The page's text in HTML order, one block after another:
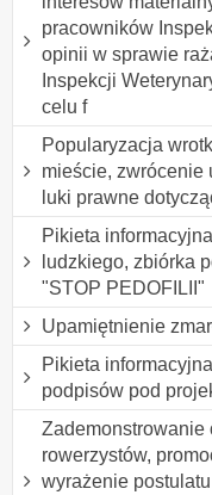
pracowników
opinii w sprawie
Inspekcji
celu f
Popularyzacja
mieście, zwrócenie
luki prawne
Pikieta
ludzkiego, zbiórka
"STOP PEDOFILII"
Upamiętnienie
Pikieta
podpisów pod
Zademonstrowanie
rowerzystów,
wyrażenie